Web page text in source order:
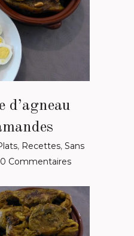
d’agneau
, Recettes, Sans
0 Commentaires